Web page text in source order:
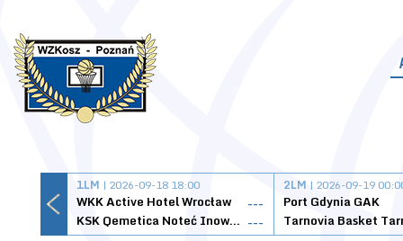
1LM | 2026-09-18 18:00
WKK Active Hotel Wrocław
---
KSK Qemetica Noteć Inowrocław ---
2LM | 2026-09-19
Port Gdynia GAK